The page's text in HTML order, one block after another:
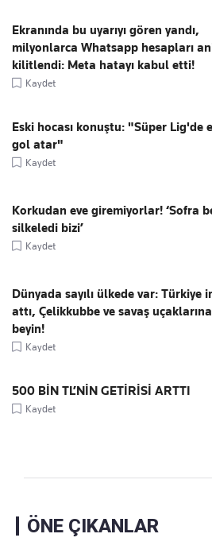
Ekranında bu uyarıyı gören yandı,
milyonlarca Whatsapp hesapları
kilitlendi: Meta hatayı kabul etti!
Kaydet
Eski hocası konuştu: "Süper Lig'de
gol atar"
Kaydet
Korkudan eve giremiyorlar! ‘Sofra
silkeledi bizi’
Kaydet
Dünyada sayılı ülkede var: Türkiye
attı, Çelikkubbe ve savaş
beyin!
Kaydet
500 BİN TL’NİN GETİRİSİ ARTTI
Kaydet
ÖNE ÇIKANLAR